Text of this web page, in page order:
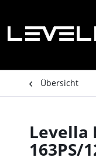
Übersicht
Levella
163PS/